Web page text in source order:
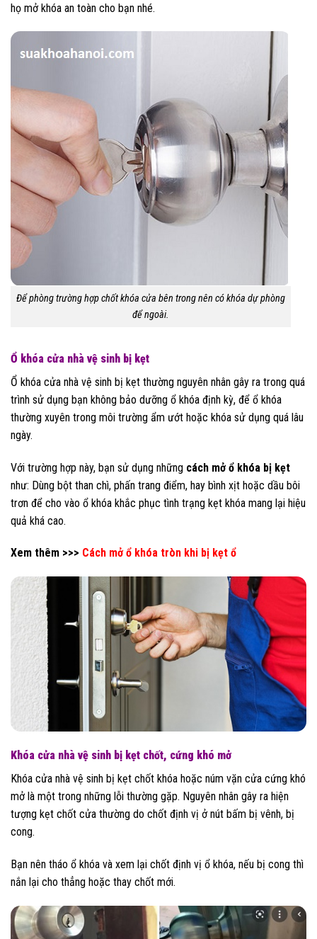
họ mở khóa an toàn cho bạn nhé.
Để phòng trường hợp chốt khóa cửa bên trong nên có khóa dự phòng
để ngoài.
Ổ khóa cửa nhà vệ sinh bị kẹt
Ổ khóa cửa nhà vệ sinh bị kẹt thường nguyên nhân gây ra trong quá
trình sử dụng bạn không bảo dưỡng ổ khóa định kỳ, để ổ khóa
thường xuyên trong môi trường ẩm ướt hoặc khóa sử dụng quá lâu
ngày.
Với trường hợp này, bạn sử dụng những cách mở ổ khóa bị kẹt
như: Dùng bột than chì, phấn trang điểm, hay bình xịt hoặc dầu bôi
trơn để cho vào ổ khóa khắc phục tình trạng kẹt khóa mang lại hiệu
quả khá cao.
Xem thêm >>> Cách mở ổ khóa tròn khi bị kẹt ổ
Khóa cửa nhà vệ sinh bị kẹt chốt, cứng khó mở
Khóa cửa nhà vệ sinh bị kẹt chốt khóa hoặc núm vặn cửa cứng khó
mở là một trong những lỗi thường gặp. Nguyên nhân gây ra hiện
tượng kẹt chốt cửa thường do chốt định vị ở nút bấm bị vênh, bị
cong.
Bạn nên tháo ổ khóa và xem lại chốt định vị ổ khóa, nếu bị cong thì
nắn lại cho thẳng hoặc thay chốt mới.